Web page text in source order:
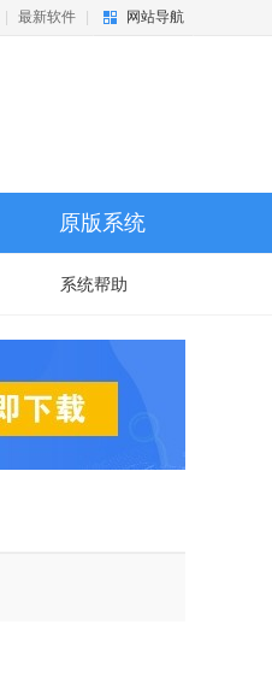
最新软件 网站导航
原版系统
系统帮助